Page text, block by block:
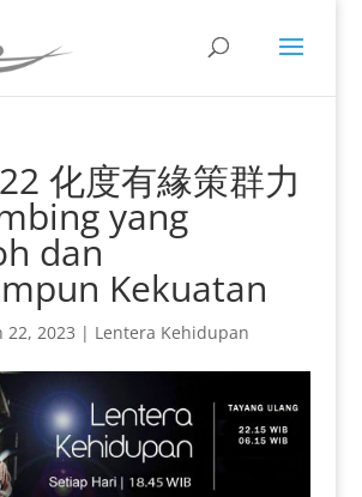
化度有緣策群力
yang
dan
Kekuatan
22, 2023 | Lentera Kehidupan